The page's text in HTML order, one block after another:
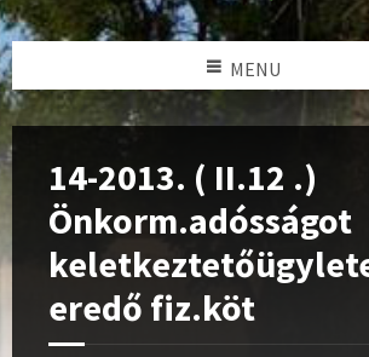
MENU
14-2013. ( II.12 .)
Önkorm.adósságot
eredő fiz.köt